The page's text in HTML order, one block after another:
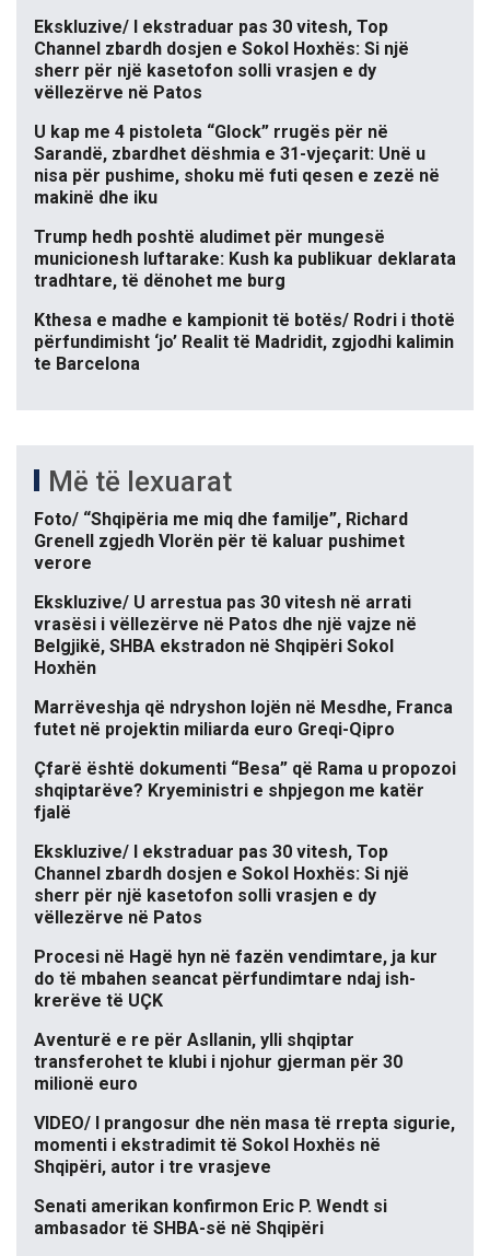
Ekskluzive/ I ekstraduar pas 30 vitesh, Top
Channel zbardh dosjen e Sokol Hoxhës: Si një
sherr për një kasetofon solli vrasjen e dy
vëllezërve në Patos
U kap me 4 pistoleta “Glock” rrugës për në
Sarandë, zbardhet dëshmia e 31-vjeçarit: Unë u
nisa për pushime, shoku më futi qesen e zezë në
makinë dhe iku
Trump hedh poshtë aludimet për mungesë
municionesh luftarake: Kush ka publikuar deklarata
tradhtare, të dënohet me burg
Kthesa e madhe e kampionit të botës/ Rodri i thotë
përfundimisht ‘jo’ Realit të Madridit, zgjodhi kalimin
te Barcelona
Më të lexuarat
Foto/ “Shqipëria me miq dhe familje”, Richard
Grenell zgjedh Vlorën për të kaluar pushimet
verore
Ekskluzive/ U arrestua pas 30 vitesh në arrati
vrasësi i vëllezërve në Patos dhe një vajze në
Belgjikë, SHBA ekstradon në Shqipëri Sokol
Hoxhën
Marrëveshja që ndryshon lojën në Mesdhe, Franca
futet në projektin miliarda euro Greqi-Qipro
Çfarë është dokumenti “Besa” që Rama u propozoi
shqiptarëve? Kryeministri e shpjegon me katër
fjalë
Ekskluzive/ I ekstraduar pas 30 vitesh, Top
Channel zbardh dosjen e Sokol Hoxhës: Si një
sherr për një kasetofon solli vrasjen e dy
vëllezërve në Patos
Procesi në Hagë hyn në fazën vendimtare, ja kur
do të mbahen seancat përfundimtare ndaj ish-
krerëve të UÇK
Aventurë e re për Asllanin, ylli shqiptar
transferohet te klubi i njohur gjerman për 30
milionë euro
VIDEO/ I prangosur dhe nën masa të rrepta sigurie,
momenti i ekstradimit të Sokol Hoxhës në
Shqipëri, autor i tre vrasjeve
Senati amerikan konfirmon Eric P. Wendt si
ambasador të SHBA-së në Shqipëri